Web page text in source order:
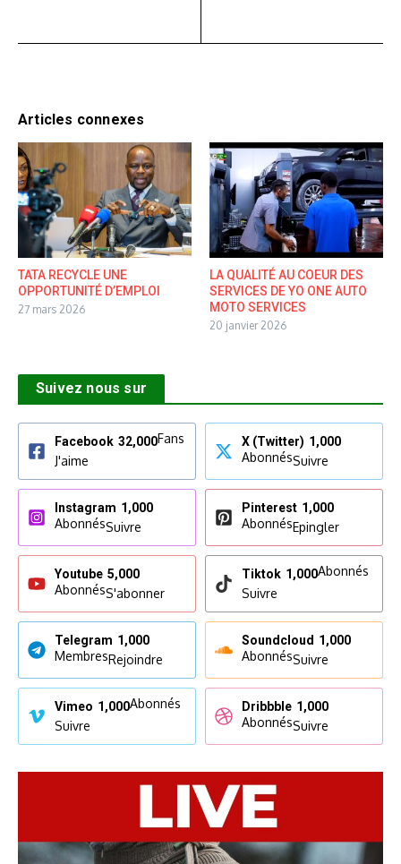
Articles connexes
TATA RECYCLE UNE
OPPORTUNITÉ D’EMPLOI
27 mars 2026
LA QUALITÉ AU COEUR DES
SERVICES DE YO ONE AUTO
MOTO SERVICES
20 janvier 2026
Suivez nous sur
Facebook 32,000Fans
J'aime
X (Twitter) 1,000
AbonnésSuivre
Instagram 1,000
AbonnésSuivre
Pinterest 1,000
AbonnésEpingler
Youtube 5,000
AbonnésS'abonner
Tiktok 1,000Abonnés
Suivre
Telegram 1,000
MembresRejoindre
Soundcloud 1,000
AbonnésSuivre
Vimeo 1,000Abonnés
Suivre
Dribbble 1,000
AbonnésSuivre